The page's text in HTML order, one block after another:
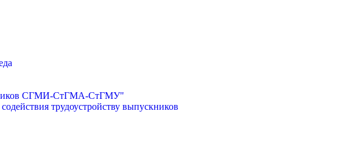
СГМИ-СтГМА-СтГМУ"
трудоустройству выпускников